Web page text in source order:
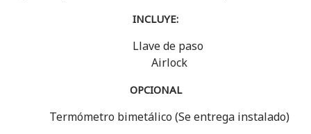
INCLUYE:
Llave de paso
Airlock
OPCIONAL
Termómetro bimetálico (Se entrega instalado)